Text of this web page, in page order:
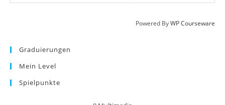
Powered ByWP Courseware
Graduierungen
Mein Level
Spielpunkte